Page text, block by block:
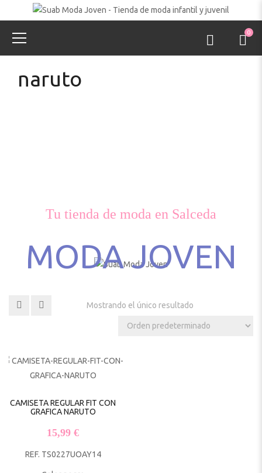
0
naruto
Tu tienda de moda en Salceda
MODA JOVEN
Mostrando el único resultado
CAMISETA REGULAR FIT CON
GRAFICA NARUTO
15,99€
REF. TS0227UOAY14